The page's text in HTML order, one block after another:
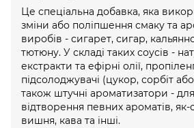
Це спеціальна добавка, яка
зміни або поліпшення смаку та
виробів - сигарет, сигар,
тютюну. У складі таких соусів -
екстракти та ефірні олії,
підсолоджувачі (цукор, сорбіт
також штучні ароматизатори -
відтворення певних ароматів,
вишня, кава та інші.